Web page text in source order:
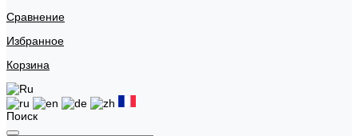
Сравнение
Избранное
Корзина
Поиск